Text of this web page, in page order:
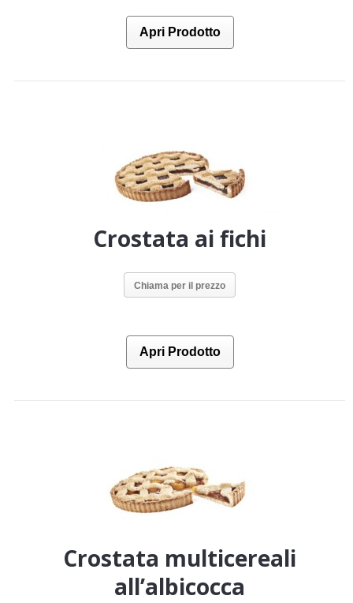
Apri Prodotto
Crostata ai fichi
Chiama per il prezzo
Apri Prodotto
Crostata multicereali
all’albicocca